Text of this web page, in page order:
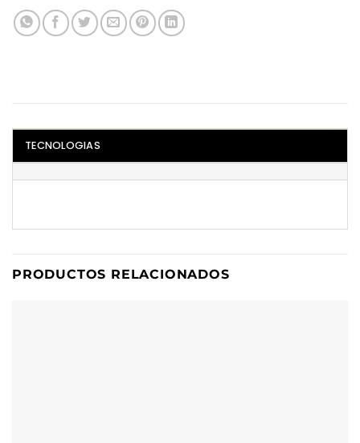
TECNOLOGIAS
PRODUCTOS RELACIONADOS